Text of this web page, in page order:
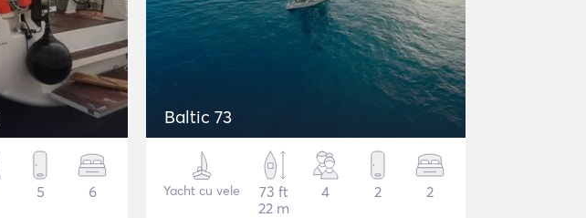
5 6
Baltic 73
Yacht cu vele
73 ft
22 m
4 2 2